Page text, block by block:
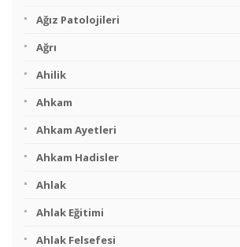
Ağız Patolojileri
Ağrı
Ahilik
Ahkam
Ahkam Ayetleri
Ahkam Hadisler
Ahlak
Ahlak Eğitimi
Ahlak Felsefesi